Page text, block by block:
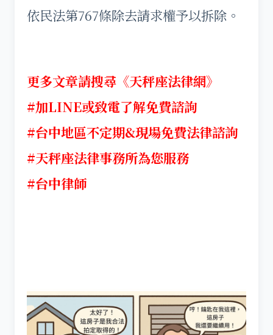
依民法第767條除去請求權予以拆除。
更多文章請搜尋《天秤座法律網》
#加LINE或致電了解免費諮詢
#台中地區不定期&現場免費法律諮詢
#天秤座法律事務所為您服務
#台中律師